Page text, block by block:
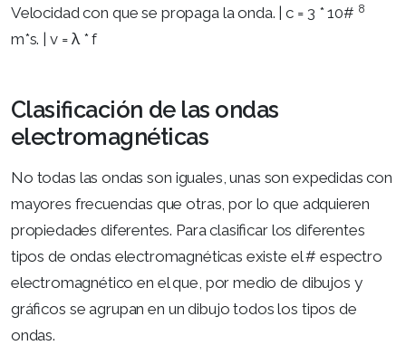
Velocidad con que se propaga la onda. | c = 3 * 10# 8
m*s. | v = λ * f
Clasificación de las ondas
electromagnéticas
No todas las ondas son iguales, unas son expedidas con
mayores frecuencias que otras, por lo que adquieren
propiedades diferentes. Para clasificar los diferentes
tipos de ondas electromagnéticas existe el # espectro
electromagnético en el que, por medio de dibujos y
gráficos se agrupan en un dibujo todos los tipos de
ondas.